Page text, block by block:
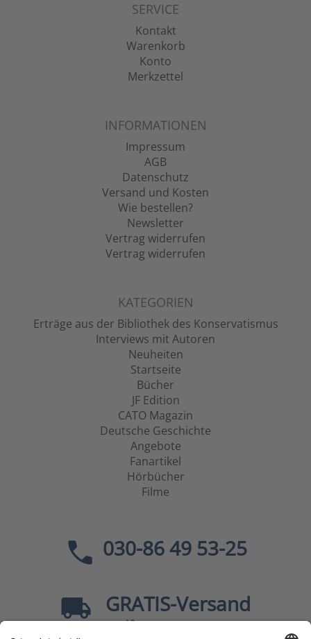
SERVICE
Kontakt
Warenkorb
Konto
Merkzettel
INFORMATIONEN
Impressum
AGB
Datenschutz
Versand und Kosten
Wie bestellen?
Newsletter
Vertrag widerrufen
Vertrag widerrufen
KATEGORIEN
Erträge aus der Bibliothek des Konservatismus
Interviews mit Autoren
Neuheiten
Startseite
Bücher
JF Edition
CATO Magazin
Deutsche Geschichte
Angebote
Fanartikel
Hörbücher
Filme
030-86 49 53-25
GRATIS-Versand
40